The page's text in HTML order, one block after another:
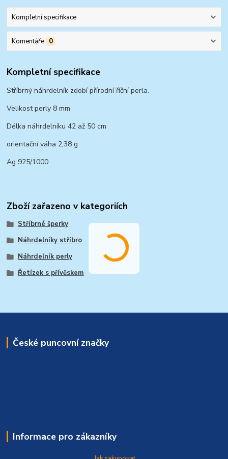
Kompletní specifikace
Komentáře 0
Kompletní specifikace
Stříbrný náhrdelník zdobí přírodní říční perla.
Velikost perly 8 mm
Délka náhrdelníku 42 až 50 cm
orientační váha 2,38 g
Ag 925/1000
Zboží zařazeno v kategoriích
Stříbrné šperky
Náhrdelníky stříbro
Náhrdelník perly
Řetízek s přívěskem
České puncovní značky
Informace pro zákazníky